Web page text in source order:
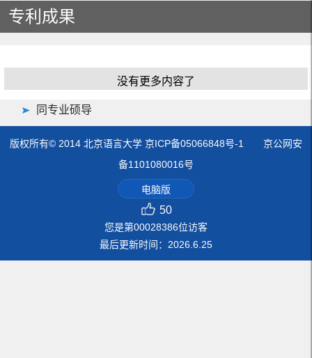
专利成果
没有更多内容了
同专业硕导
版权所有© 2014 北京语言大学 京ICP备05066848号-1 京公网安
备1101080016号
电脑版
50
您是第00028386位访客
最后更新时间： 2026 6 25